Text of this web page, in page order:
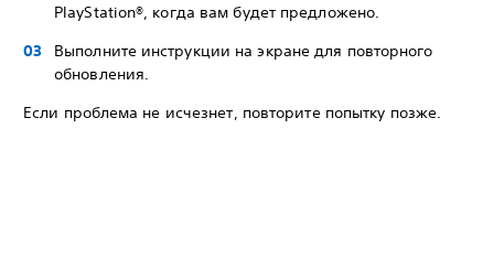
PlayStation®, когда вам будет предложено.
Выполните инструкции на экране для повторного
обновления.
Если проблема не исчезнет, повторите попытку позже.